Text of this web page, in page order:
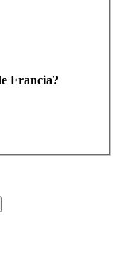
Francia?